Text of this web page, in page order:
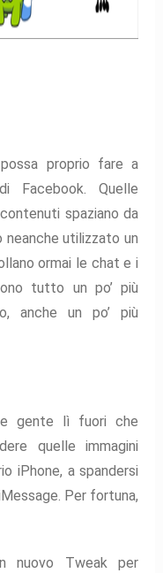
proprio fare a
Facebook. Quelle
spaziano da
neanche utilizzato un
ormai le chat e i
tutto un po’ più
anche un po’ più
gente lì fuori che
quelle immagini
iPhone, a spandersi
Per fortuna,
nuovo Tweak per